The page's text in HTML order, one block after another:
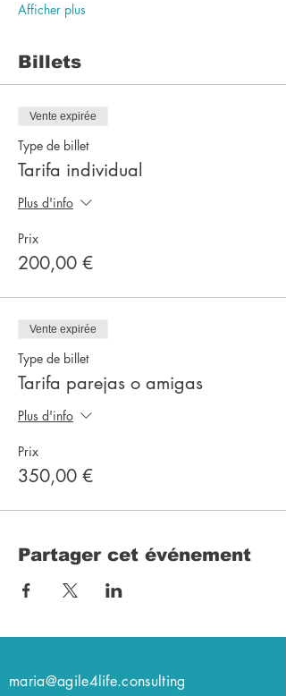
Afficher plus
Billets
Vente expirée
Type de billet
Tarifa individual
Plus d'info
Prix
200,00 €
Vente expirée
Type de billet
Tarifa parejas o amigas
Plus d'info
Prix
350,00 €
Partager cet événement
maria@agile4life.consulting